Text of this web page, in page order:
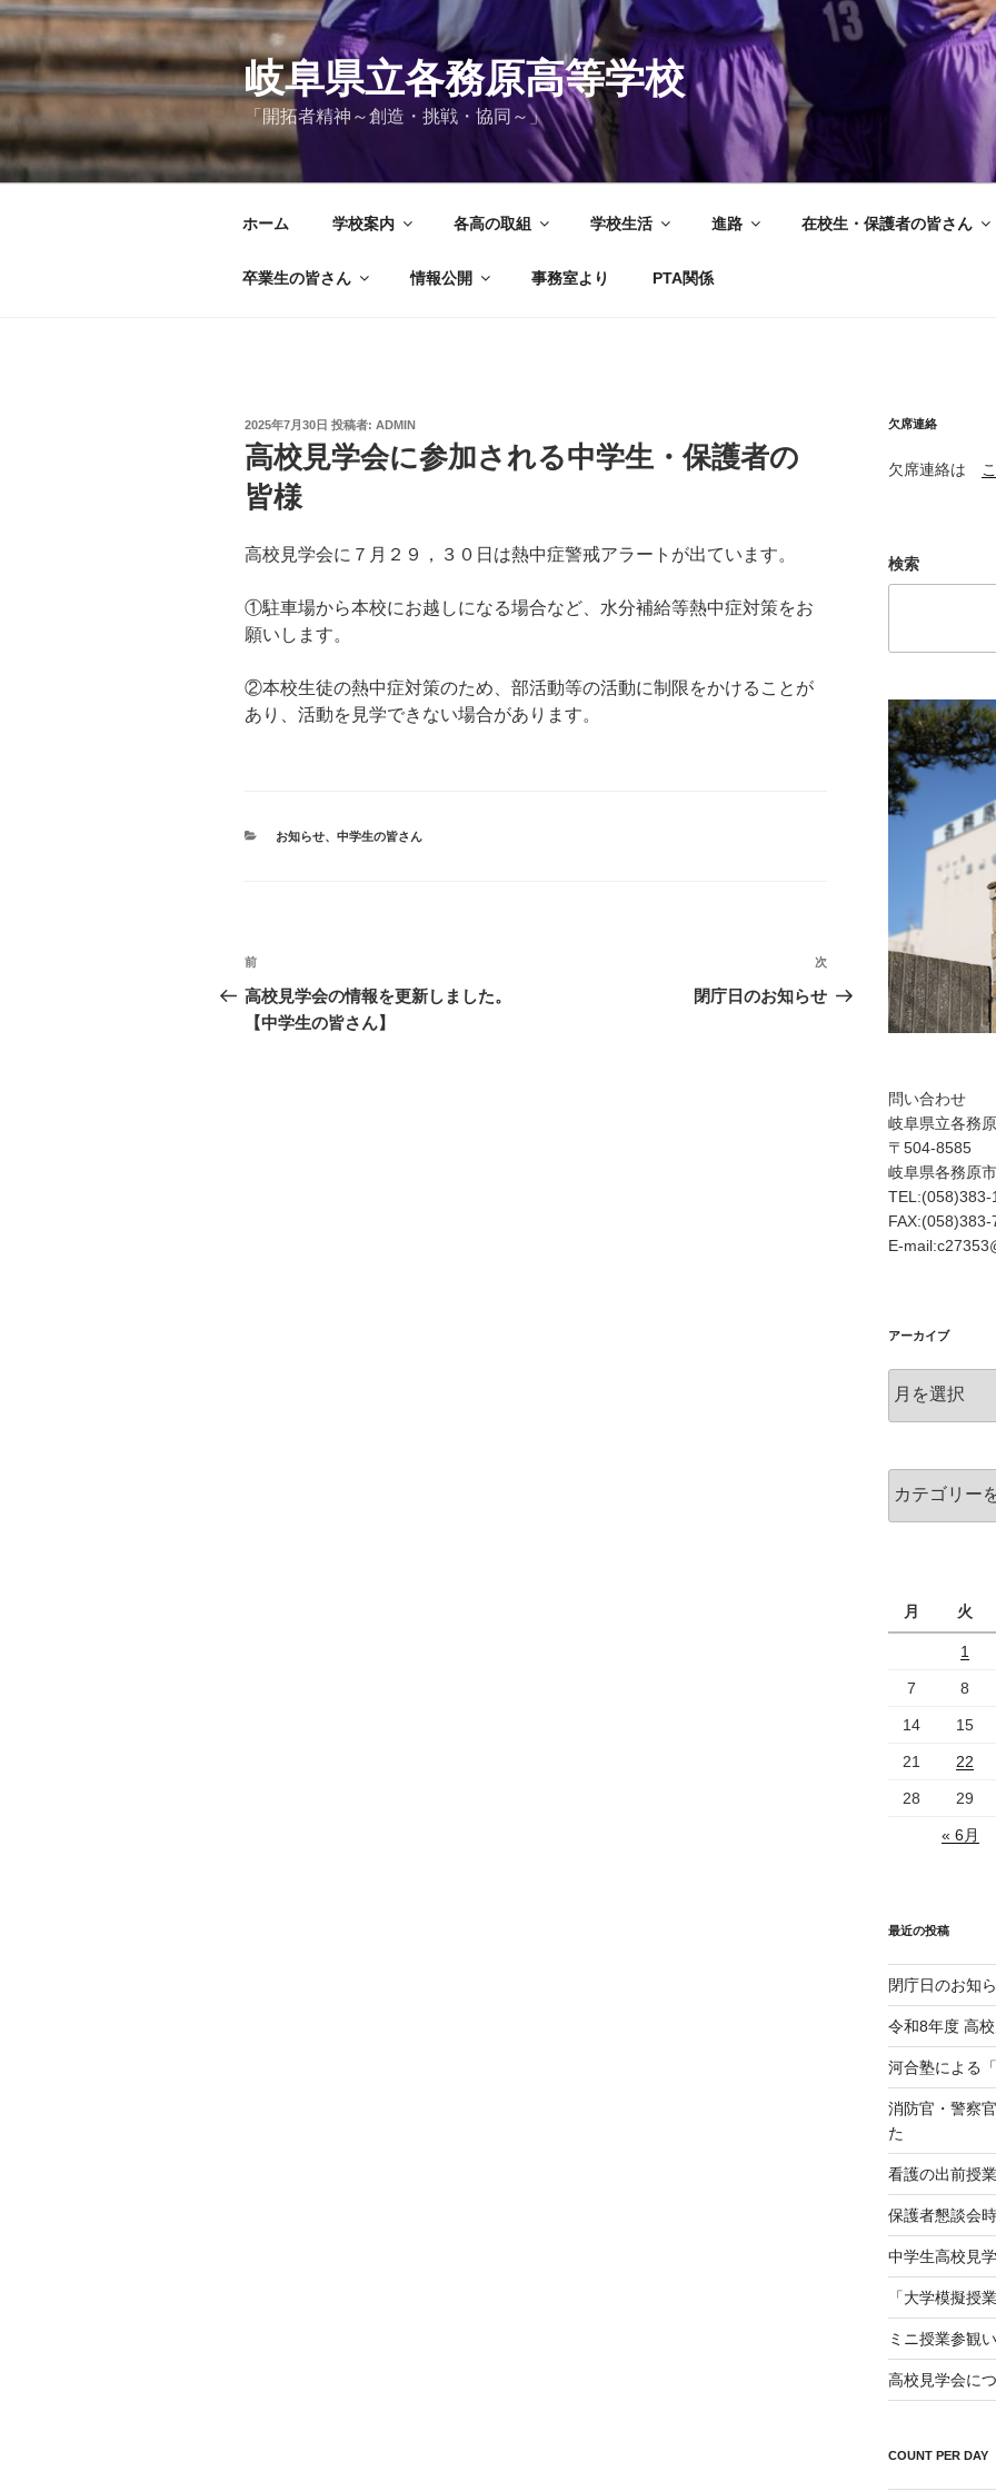
コ
ン
テ
ン
ツ
へ
ス
岐阜県立各務原高等学校
「開拓者精神～創造・挑戦・協同～」
ホーム 学校案内 各高の取組 学校生活 進路 在校生・保護者の皆さん
卒業生の皆さん 情報公開 事務室より PTA関係
投
稿
日:
2025年7月30日 投稿者: ADMIN
高校見学会に参加される中学生・保護者の
皆様
高校見学会に７月２９，３０日は熱中症警戒アラートが出ています。
①駐車場から本校にお越しになる場合など、水分補給等熱中症対策をお
願いします。
②本校生徒の熱中症対策のため、部活動等の活動に制限をかけることが
あり、活動を見学できない場合があります。
カ
お知らせ、 中学生の皆さん
投
稿
ナ
前
の
投
前
高校見学会の情報を更新しました。
【中学生の皆さん】
次
の
次
閉庁日のお知らせ
欠席連絡
欠席連絡は
検索
問い合わせ
岐阜県立各務
〒504-8585
岐阜県各務原
TEL:(058)383-
FAX:(058)383-
E-
アーカイブ
ー
テ
月
火
1
7 8
14 15
21 22
28 29
« 6月
最近の投稿
閉庁日のお知
令和8年度 高
河合塾による
消防官・警察
た
看護の出前授
保護者懇談会
中学生高校見
「大学模擬授
ミニ授業参観
高校見学会に
COUNT PER DAY